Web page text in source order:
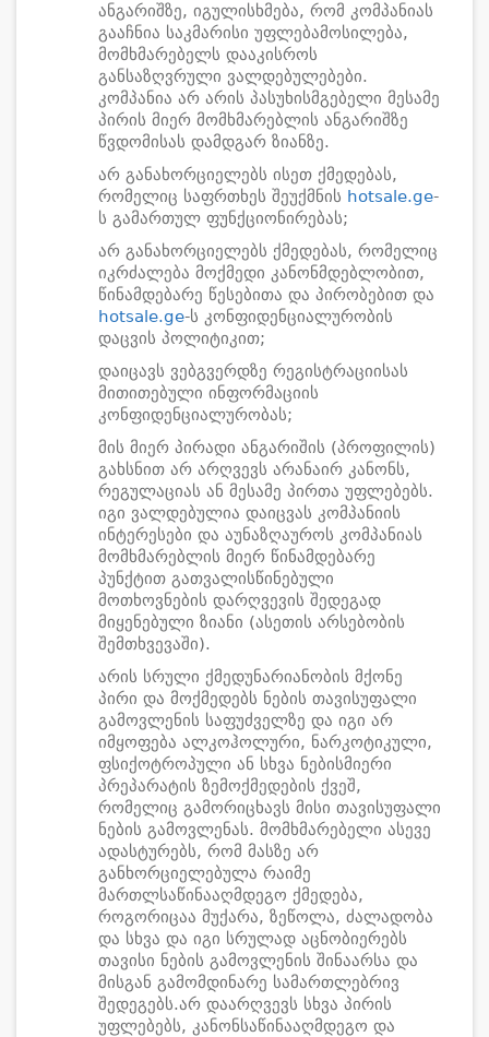
ანგარიშზე, იგულისხმება, რომ კომპანიას
გააჩნია საკმარისი უფლებამოსილება,
მომხმარებელს დააკისროს
განსაზღვრული ვალდებულებები.
კომპანია არ არის პასუხისმგებელი მესამე
პირის მიერ მომხმარებლის ანგარიშზე
წვდომისას დამდგარ ზიანზე.
არ განახორციელებს ისეთ ქმედებას,
რომელიც საფრთხეს შეუქმნის hotsale.ge-
ს გამართულ ფუნქციონირებას;
არ განახორციელებს ქმედებას, რომელიც
იკრძალება მოქმედი კანონმდებლობით,
წინამდებარე წესებითა და პირობებით და
hotsale.ge-ს კონფიდენციალურობის
დაცვის პოლიტიკით;
დაიცავს ვებგვერდზე რეგისტრაციისას
მითითებული ინფორმაციის
კონფიდენციალურობას;
მის მიერ პირადი ანგარიშის (პროფილის)
გახსნით არ არღვევს არანაირ კანონს,
რეგულაციას ან მესამე პირთა უფლებებს.
იგი ვალდებულია დაიცვას კომპანიის
ინტერესები და აუნაზღაუროს კომპანიას
მომხმარებლის მიერ წინამდებარე
პუნქტით გათვალისწინებული
მოთხოვნების დარღვევის შედეგად
მიყენებული ზიანი (ასეთის არსებობის
შემთხვევაში).
არის სრული ქმედუნარიანობის მქონე
პირი და მოქმედებს ნების თავისუფალი
გამოვლენის საფუძველზე და იგი არ
იმყოფება ალკოჰოლური, ნარკოტიკული,
ფსიქოტროპული ან სხვა ნებისმიერი
პრეპარატის ზემოქმედების ქვეშ,
რომელიც გამორიცხავს მისი თავისუფალი
ნების გამოვლენას. მომხმარებელი ასევე
ადასტურებს, რომ მასზე არ
განხორციელებულა რაიმე
მართლსაწინააღმდეგო ქმედება,
როგორიცაა მუქარა, ზეწოლა, ძალადობა
და სხვა და იგი სრულად აცნობიერებს
თავისი ნების გამოვლენის შინაარსა და
მისგან გამომდინარე სამართლებრივ
შედეგებს.არ დაარღვევს სხვა პირის
უფლებებს, კანონსაწინააღმდეგო და